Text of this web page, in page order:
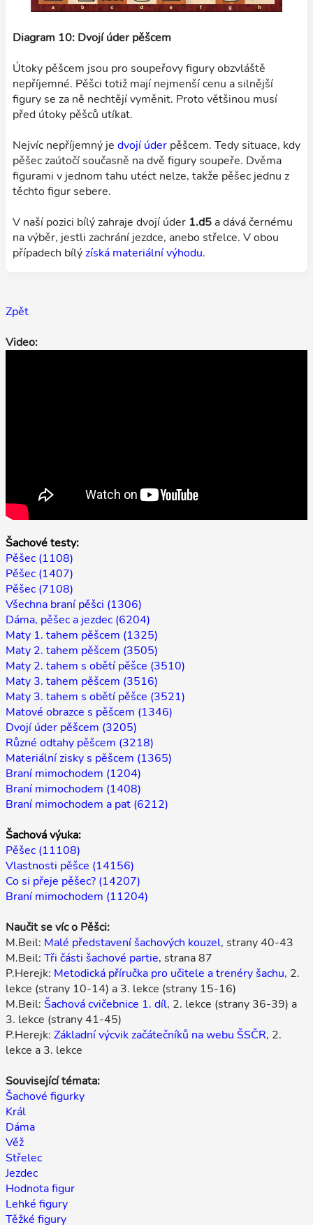
Diagram 10: Dvojí úder pěšcem
Útoky pěšcem jsou pro soupeřovy figury obzvláště
nepříjemné. Pěšci totiž mají nejmenší cenu a silnější
figury se za ně nechtějí vyměnit. Proto většinou musí
před útoky pěšců utíkat.
Nejvíc nepříjemný je dvojí úder pěšcem. Tedy situace, kdy
pěšec zaútočí současně na dvě figury soupeře. Dvěma
figurami v jednom tahu utéct nelze, takže pěšec jednu z
těchto figur sebere.
V naší pozici bílý zahraje dvojí úder 1.d5a dává černému
na výběr, jestli zachrání jezdce, anebo střelce. V obou
případech bílýzíská materiální výhodu.
Zpět
Video:
Šachové testy:
Pěšec (1108)
Pěšec (1407)
Pěšec (7108)
Všechna braní pěšci (1306)
Dáma, pěšec a jezdec (6204)
Maty 1. tahem pěšcem (1325)
Maty 2. tahem pěšcem (3505)
Maty 2. tahem s obětí pěšce (3510)
Maty 3. tahem pěšcem (3516)
Maty 3. tahem s obětí pěšce (3521)
Matové obrazce s pěšcem (1346)
Dvojí úder pěšcem (3205)
Různé odtahy pěšcem (3218)
Materiální zisky s pěšcem (1365)
Braní mimochodem (1204)
Braní mimochodem (1408)
Braní mimochodem a pat (6212)
Šachová výuka:
Pěšec (11108)
Vlastnosti pěšce (14156)
Co si přeje pěšec? (14207)
Braní mimochodem (11204)
Naučit se víc o Pěšci:
M.Beil: Malé představení šachových kouzel, strany 40-43
M.Beil: Tři části šachové partie, strana 87
P.Herejk: Metodická příručka pro učitele a trenéry šachu, 2.
lekce (strany 10-14) a 3. lekce (strany 15-16)
M.Beil: Šachová cvičebnice 1. díl, 2. lekce (strany 36-39) a
3. lekce (strany 41-45)
P.Herejk: Základní výcvik začátečníků na webu ŠSČR, 2.
lekce a 3. lekce
Související témata:
Šachové figurky
Král
Dáma
Věž
Střelec
Jezdec
Hodnota figur
Lehké figury
Těžké figury